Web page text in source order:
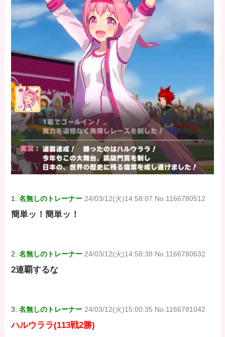
1:名無しのトレーナー 24/03/12(火)14:58:07 No.1166780512
簡単ッ！簡単ッ！
2:名無しのトレーナー 24/03/12(火)14:58:38 No.1166780632
2連覇するな
3:名無しのトレーナー 24/03/12(火)15:00:35 No.1166781042
ハルウララ(113戦2勝)